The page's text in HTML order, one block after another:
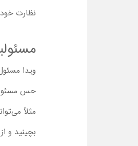
نظارت
حس
مثلاً
بچینید و